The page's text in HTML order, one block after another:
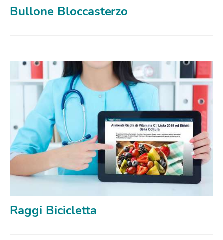
Bullone Bloccasterzo
Raggi Bicicletta